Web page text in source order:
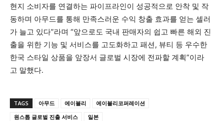
현지 소비자를 연결하는 파이프라인이 성공적으로 안착 및 작
동하며 아무드를 통해 만족스러운 수익 창출 효과를 얻는 셀러
가 늘고 있다”라며 “앞으로도 국내 판매자의 쉽고 빠른 해외 진
출을 위한 기능 및 서비스를 고도화하고 패션, 뷰티 등 우수한
한국 스타일 상품을 앞장서 글로벌 시장에 전파할 계획”이라
고 말했다.
TAGS 아무드 에이블리
에이블리코퍼레이션
원스톱 글로벌 진출 서비스
일본